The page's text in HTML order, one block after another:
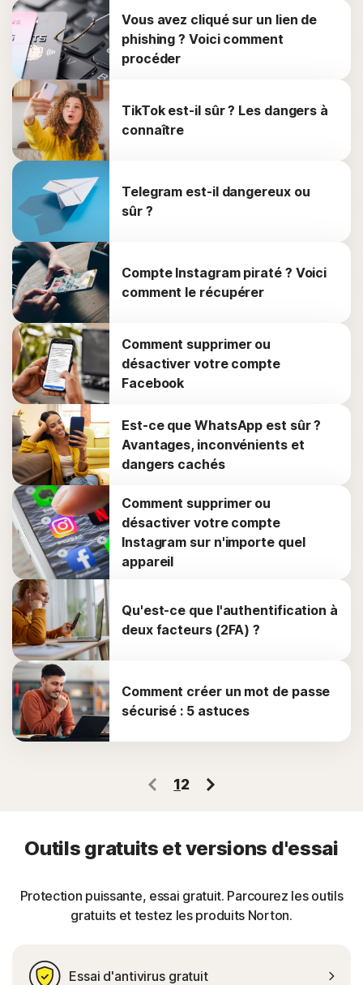
Vous avez cliqué sur un lien de
phishing ? Voici comment
procéder
TikTok est-il sûr ? Les dangers à
connaître
Telegram est-il dangereux ou
sûr ?
Compte Instagram piraté ? Voici
comment le récupérer
Comment supprimer ou
désactiver votre compte
Facebook
Est-ce que WhatsApp est sûr ?
Avantages, inconvénients et
dangers cachés
Comment supprimer ou
désactiver votre compte
Instagram sur n'importe quel
appareil
Qu'est-ce que l'authentification à
deux facteurs (2FA) ?
Comment créer un mot de passe
sécurisé : 5 astuces
12
Outils gratuits et versions d'essai
Protection puissante, essai gratuit. Parcourez les outils
gratuits et testez les produits Norton.
Essai d'antivirus gratuit